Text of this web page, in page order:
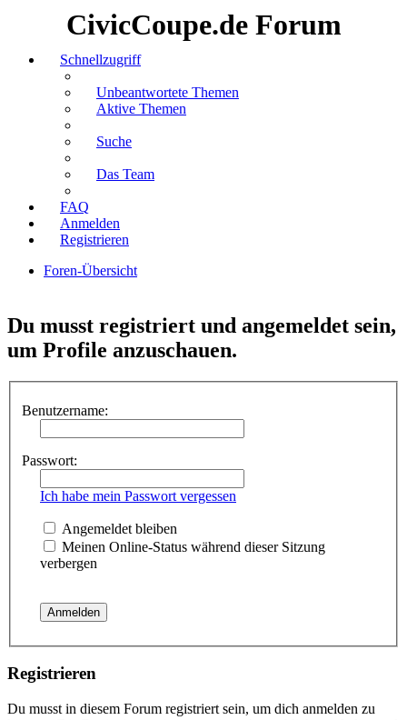
CivicCoupe.de Forum
Schnellzugriff
Unbeantwortete Themen
Aktive Themen
Suche
Das Team
FAQ
Anmelden
Registrieren
Foren-Übersicht
Du musst registriert und angemeldet sein,
um Profile anzuschauen.
Benutzername:
Passwort:
Ich habe mein Passwort vergessen
Angemeldet bleiben
Meinen Online-Status während dieser Sitzung
verbergen
Registrieren
Du musst in diesem Forum registriert sein, um dich anmelden zu